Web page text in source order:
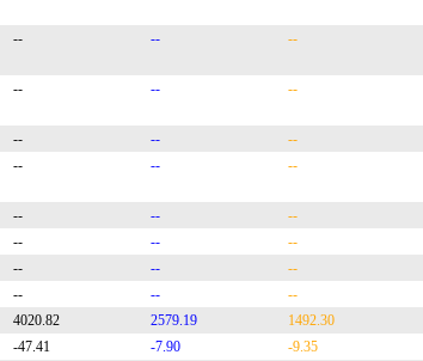
-- -- --
-- -- --
-- -- --
-- -- --
-- -- --
-- -- --
-- -- --
-- -- --
4020.82 2579.19 1492.30
-47.41 -7.90 -9.35